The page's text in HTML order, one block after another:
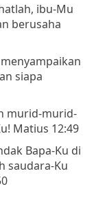
ibu-Mu
berusaha
siapa
murid-murid-
Matius 12:49
Bapa-Ku di
saudara-Ku